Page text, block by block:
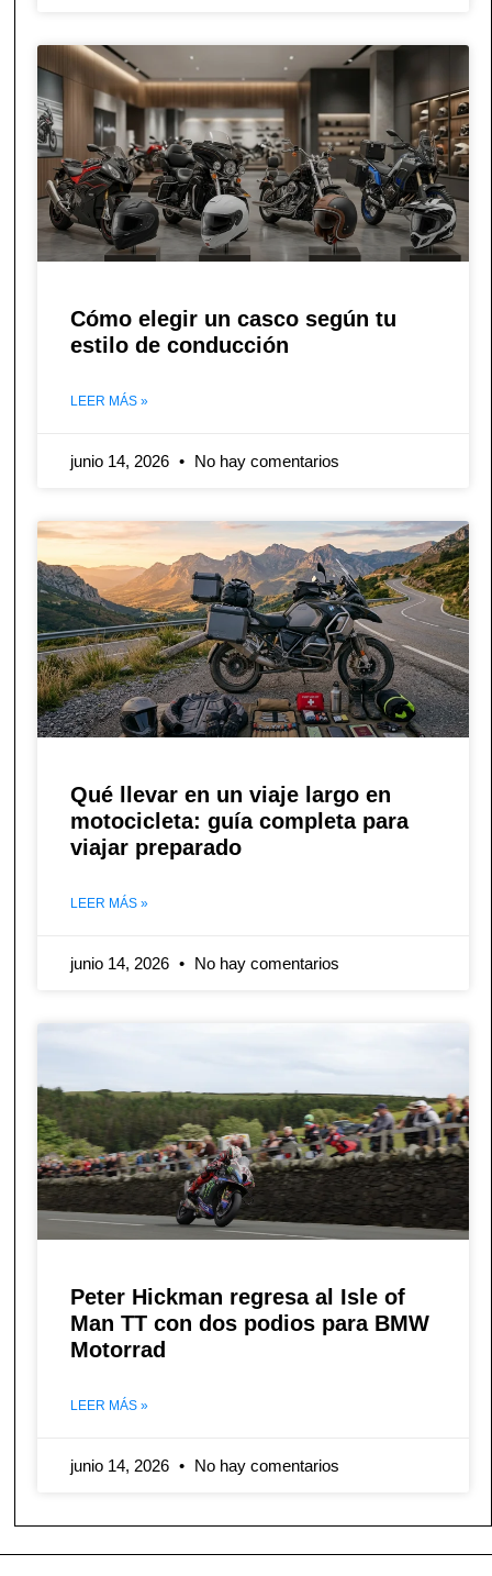
Cómo elegir un casco según tu
estilo de conducción
LEER MÁS »
junio 14, 2026 No hay comentarios
Qué llevar en un viaje largo en
motocicleta: guía completa para
viajar preparado
LEER MÁS »
junio 14, 2026 No hay comentarios
Peter Hickman regresa al Isle of
Man TT con dos podios para BMW
Motorrad
LEER MÁS »
junio 14, 2026 No hay comentarios